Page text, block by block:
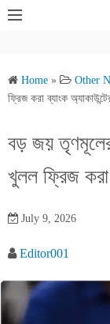
Home » Other
ফ্রিজ করা ব্যাংক
বড় জয়
খুলল ফ্রিজ করা
July 9, 2026
Editor001